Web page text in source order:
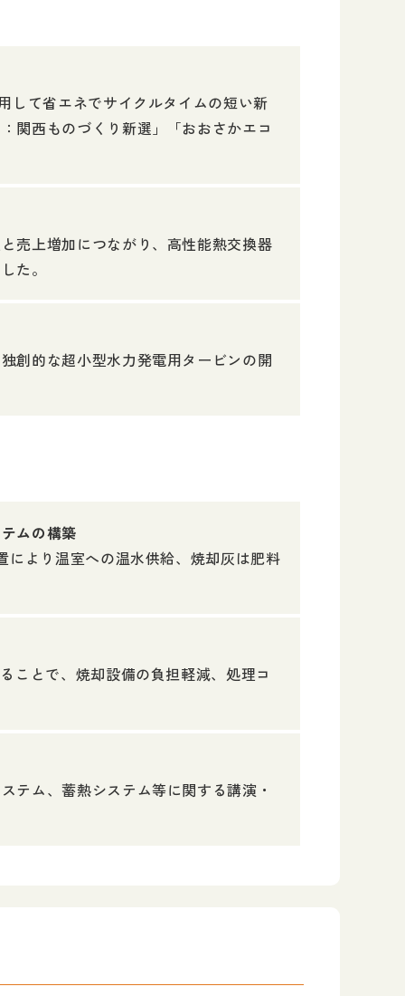
して省エネでサイクルタイムの短い新
関西ものづくり新選」「おおさかエコ
売上増加につながり、高性能熱交換器
た。
創的な超小型水力発電用タービンの開
ムの構築
により温室への温水供給、焼却灰は肥料
ことで、焼却設備の負担軽減、処理コ
テム、蓄熱システム等に関する講演・